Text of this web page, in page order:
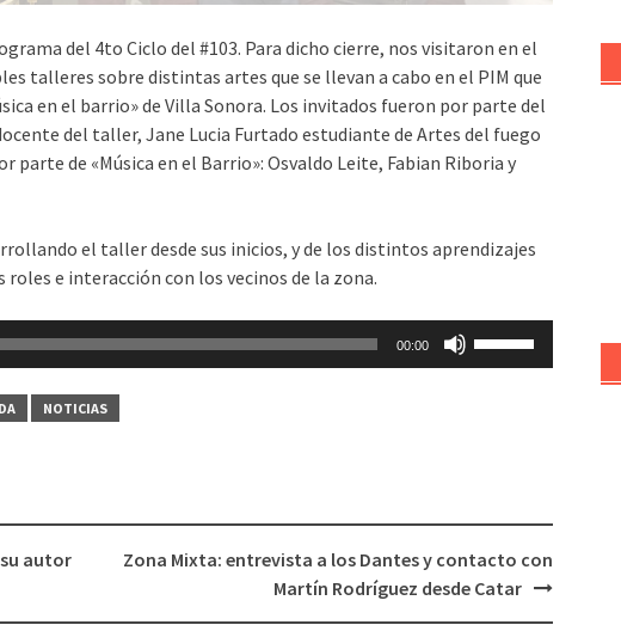
del 4to Ciclo del #103. Para dicho cierre, nos visitaron en el
talleres sobre distintas artes que se llevan a cabo en el PIM que
en el barrio» de Villa Sonora. Los invitados fueron por parte del
del taller, Jane Lucia Furtado estudiante de Artes del fuego
parte de «Música en el Barrio»: Osvaldo Leite, Fabian Riboria y
el taller desde sus inicios, y de los distintos aprendizajes
roles e interacción con los vecinos de la zona.
00:00
o
disminuir
el
NOTICIAS
autor
Zona Mixta: entrevista a los Dantes y contacto con
Martín Rodríguez desde Catar